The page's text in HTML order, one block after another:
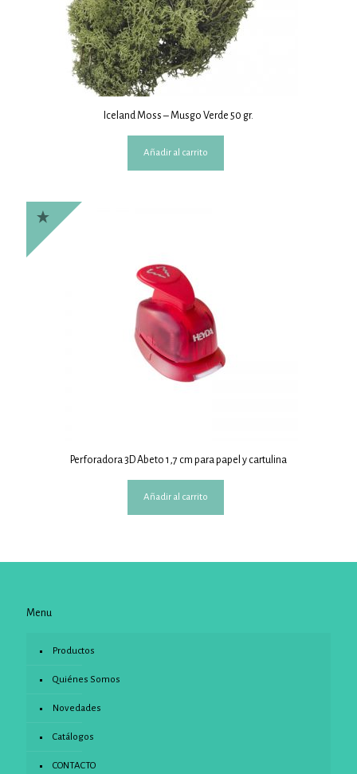
Iceland Moss – Musgo Verde 50 gr.
Añadir al carrito
Perforadora 3D Abeto 1,7 cm para papel y cartulina
Añadir al carrito
Menu
Productos
Quiénes Somos
Novedades
Catálogos
CONTACTO